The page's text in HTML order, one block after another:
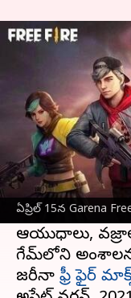
ఏప్రిల్ 15న Garena
ఏప్రిల్ 15న
కోడ్‌లు
వ్రాసిన వారు Sirish Praharaju
ఈ వార్తాకథనం ఏంటి
ఏప్రిల్ 15వ తేదీకి
Max రీడీమ్
Garena Free
ఆయుధాలు,
గేమ్‌లోని
జరీనా ఫ్రీ ఫైర్